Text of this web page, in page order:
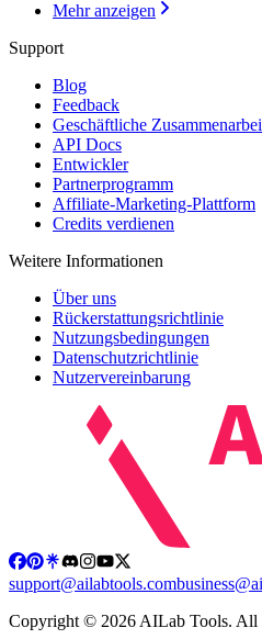
Mehr anzeigen
Support
Blog
Feedback
Geschäftliche
API Docs
Entwickler
Partnerprogramm
Affiliate-Marketing-Plattform
Credits verdienen
Weitere Informationen
Über uns
Rückerstattungsrichtlinie
Nutzungsbedingungen
Datenschutzrichtlinie
Nutzervereinbarung
support@ailabtools.com
Copyright © 2026 AILab Tools. All